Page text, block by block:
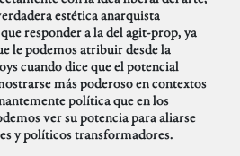
estética anarquista
responder a la del agit-prop, ya
le podemos atribuir desde la
cuando dice que el potencial
más poderoso en contextos
política que en los
ver su potencia para aliarse
y políticos transformadores.